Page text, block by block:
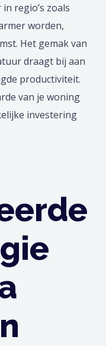
regio’s zoals
worden,
Het gemak van
draagt bij aan
productiviteit.
van je woning
investering